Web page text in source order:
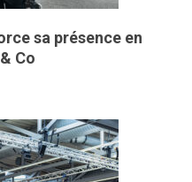
sa présence en
Co